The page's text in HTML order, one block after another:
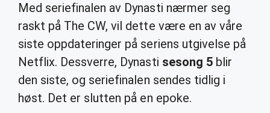
Med seriefinalen av Dynasti nærmer seg
raskt på The CW, vil dette være en av våre
siste oppdateringer på seriens utgivelse på
Netflix. Dessverre, Dynasti sesong 5blir
den siste, og seriefinalen sendes tidlig i
høst. Det er slutten på en epoke.